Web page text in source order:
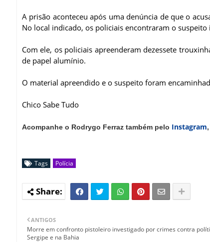
A prisão aconteceu após uma denúncia de que o
No local indicado, os policiais encontraram o
Com ele, os policiais apreenderam dezessete
de papel alumínio.
O material apreendido e o suspeito foram
Chico Sabe Tudo
Acompanhe o Rodrygo Ferraz também pelo Instagram,
Tags Polícia
ANTIGOS
Morre em confronto pistoleiro investigado por crimes contra
Sergipe e na Bahia